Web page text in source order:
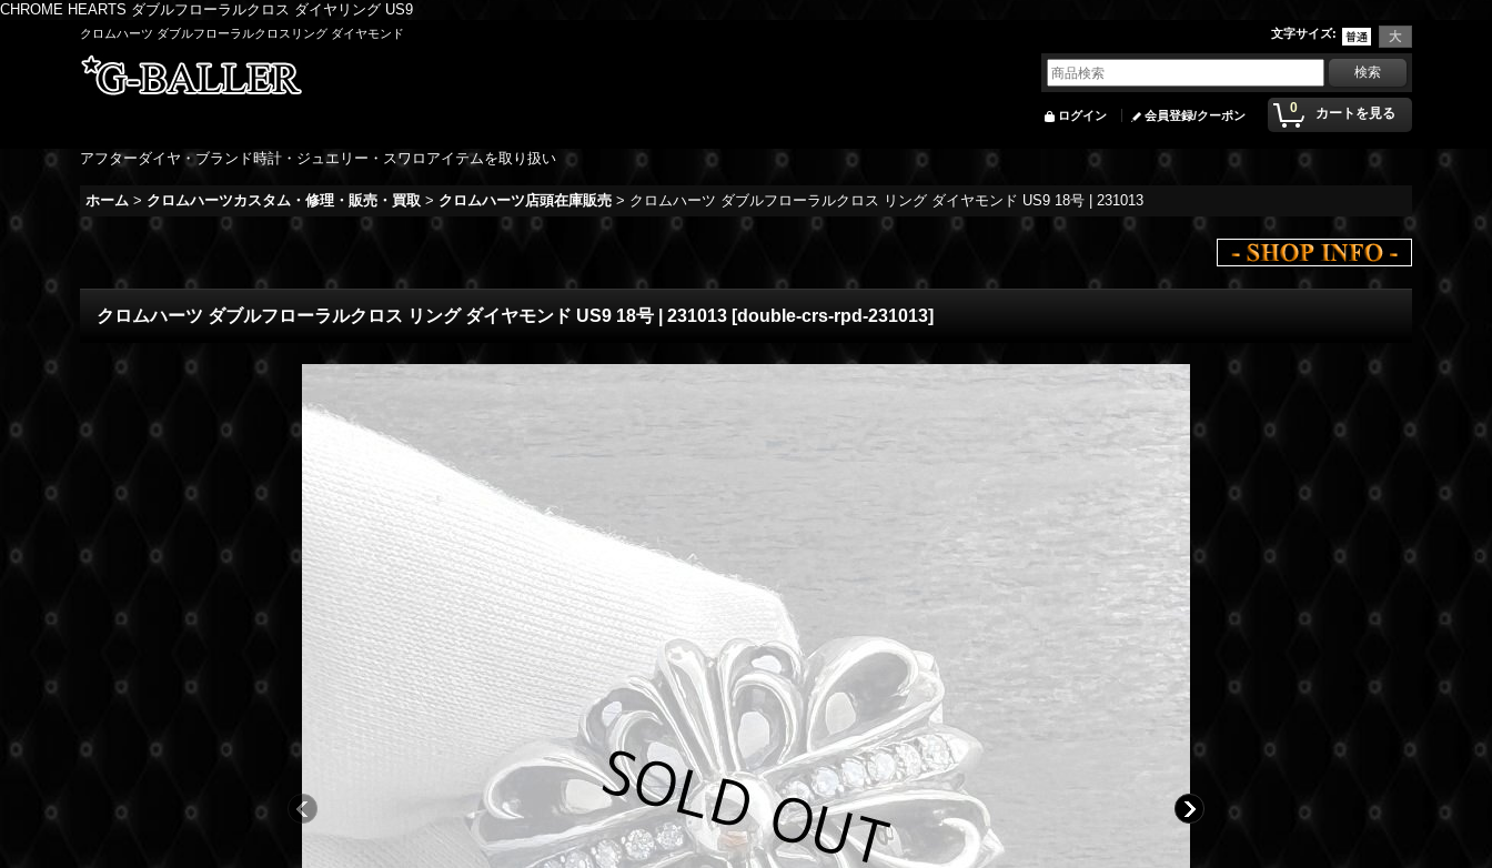
CHROME HEARTS ダブルフローラルクロス ダイヤリング US9
クロムハーツ ダブルフローラルクロスリング ダイヤモンド 文字サイズ:
0 カートを見る
ログイン 会員登録/クーポン
アフターダイヤ・ブランド時計・ジュエリー・スワロアイテムを取り扱い
ホーム > クロムハーツカスタム・修理・販売・買取 > クロムハーツ店頭在庫販売 > クロムハーツ ダブルフローラルクロス リング ダイヤモンド US9 18号 | 231013
クロムハーツ ダブルフローラルクロス リング ダイヤモンド US9 18号 | 231013 [double-crs-rpd-231013]